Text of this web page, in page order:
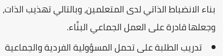
بناء الانضباط الذاتي لدى المتعلمين، وبالتالي تهذيب الذات،
وجعلها قادرة على العمل الجماعي البنَّاء.
تدريب الطلبة على تحمل المسؤولية الفردية والجماعية